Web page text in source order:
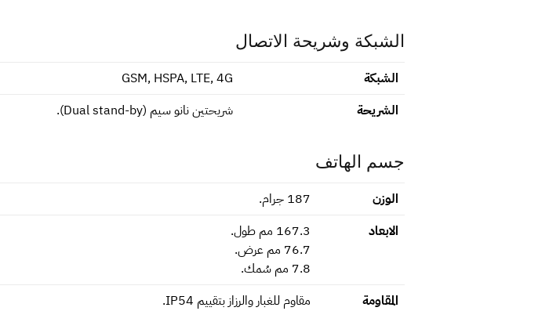
الشبكة وشريحة الاتصال
الشبكة
GSM, HSPA, LTE, 4G
الشريحة
شريحتين نانو سيم (Dual stand-by).
جسم الهاتف
الوزن
187 جرام.
الابعاد
167.3 مم طول.
76.7 مم عرض.
7.8 مم سُمك.
المقاومة
مقاوم للغبار والرزاز بتقييم IP54.